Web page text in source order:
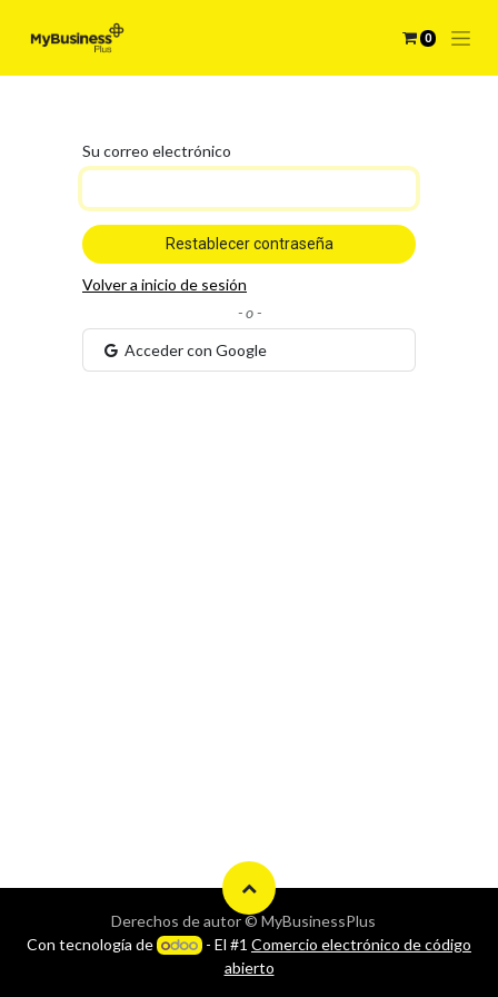
0
Su correo electrónico
Restablecer contraseña
Volver a inicio de sesión
- o -
Acceder con Google
Derechos de autor © MyBusinessPlus
Con tecnología de
- El #1 Comercio electrónico de código
abierto